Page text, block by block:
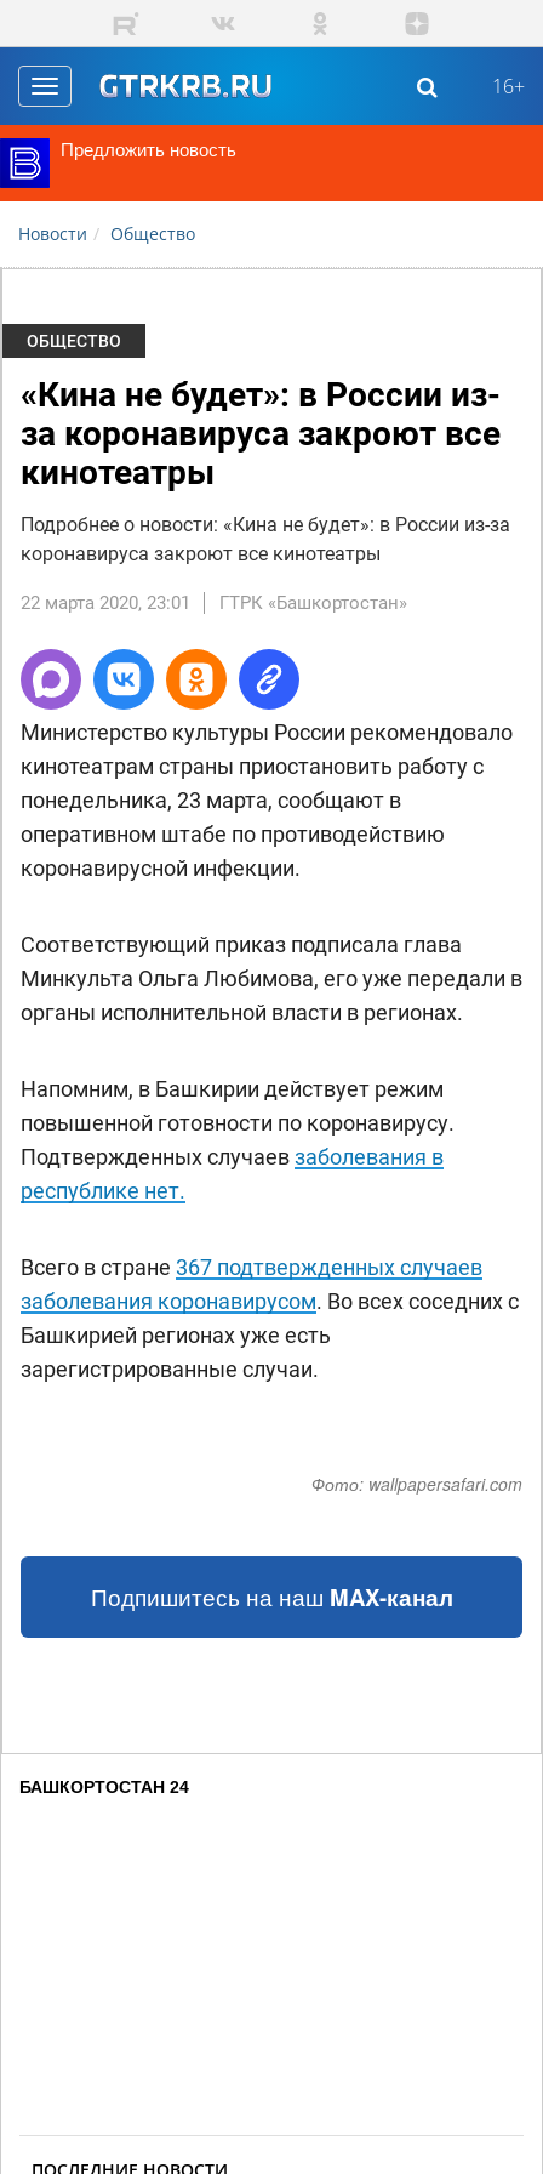
Перейти к основному содержанию
Toggle
navigation
16+
Предложить новость
Новости Общество
ОБЩЕСТВО
«Кина не будет»: в России из-
за коронавируса закроют все
кинотеатры
Подробнее о новости: «Кина не будет»: в России из-за
коронавируса закроют все кинотеатры
22 марта 2020, 23:01 ГТРК «Башкортостан»
Министерство культуры России рекомендовало
кинотеатрам страны приостановить работу с
понедельника, 23 марта, сообщают в
оперативном штабе по противодействию
коронавирусной инфекции.
Соответствующий приказ подписала глава
Минкульта Ольга Любимова, его уже передали в
органы исполнительной власти в регионах.
Напомним, в Башкирии действует режим
повышенной готовности по коронавирусу.
Подтвержденных случаевзаболевания в
республике нет.
Всего в стране 367 подтвержденных случаев
заболевания коронавирусом. Во всех соседних с
Башкирией регионах уже есть
зарегистрированные случаи.
Фото: wallpapersafari.com
Подпишитесь на наш MAX-канал
БАШКОРТОСТАН 24